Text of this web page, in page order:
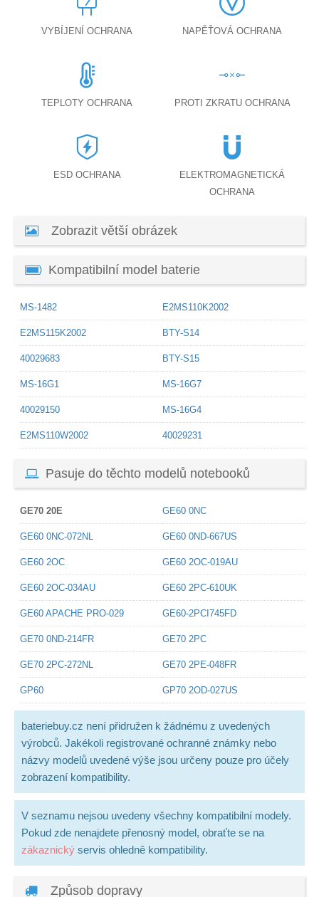
VYBÍJENÍ OCHRANA NAPĚŤOVÁ OCHRANA
TEPLOTY OCHRANA PROTI ZKRATU OCHRANA
ESD OCHRANA
ELEKTROMAGNETICKÁ
OCHRANA
Zobrazit větší obrázek
Kompatibilní model baterie
MS-1482 E2MS110K2002
E2MS115K2002 BTY-S14
40029683 BTY-S15
MS-16G1 MS-16G7
40029150 MS-16G4
E2MS110W2002 40029231
Pasuje do těchto modelů notebooků
GE70 20E GE60 0NC
GE60 0NC-072NL GE60 0ND-667US
GE60 2OC GE60 2OC-019AU
GE60 2OC-034AU GE60 2PC-610UK
GE60 APACHE PRO-029 GE60-2PCI745FD
GE70 0ND-214FR GE70 2PC
GE70 2PC-272NL GE70 2PE-048FR
GP60 GP70 2OD-027US
bateriebuy.cz není přidružen k žádnému z uvedených
výrobců. Jakékoli registrované ochranné známky nebo
názvy modelů uvedené výše jsou určeny pouze pro účely
zobrazení kompatibility.
V seznamu nejsou uvedeny všechny kompatibilní modely.
Pokud zde nenajdete přenosný model, obraťte se na
zákaznický servis ohledně kompatibility.
Způsob dopravy